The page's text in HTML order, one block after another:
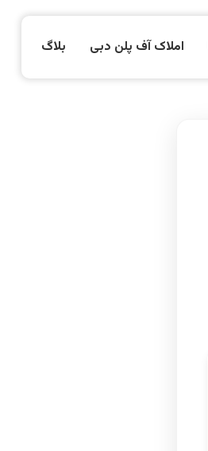
املاک آف پلن دبی بلاگ